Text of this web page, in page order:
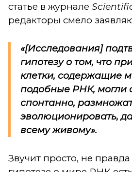
статье в журнале
редакторы смело
«[Исследования]
гипотезу о том, что
клетки, содержащие
подобные РНК, могли
спонтанно,
эволюционировать,
всему живому».
Звучит просто, не